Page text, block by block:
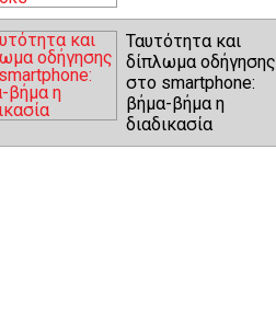
Ταυτότητα και
δίπλωμα οδήγησης
στο smartphone:
βήμα-βήμα η
διαδικασία